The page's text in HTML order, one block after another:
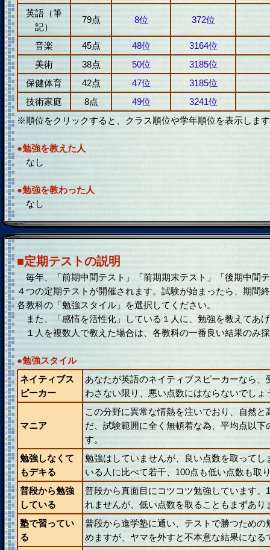
英語（筆
記）
79点 8位 372位
音楽 45点 48位
3164位
美術
38点 50位
3185位
保健体育
42点 47位
3185位
技術家庭
8点 49位
3241位
※順位をクリックすると、クラス順位や学年順位を表示しま
●勉強を教えた人
なし
●勉強を教わった人
なし
■定期テストの説明
毎年、「前期中間テスト」「前期期末テスト」「後期中間
４つの定期テストが開催されます。試験が始まったら、期間
各教科の「勉強スタイル」を選択してください。
また、「感情を活性化」している１人に、勉強を教えてあ
１人を複数人で教えた場合は、各教科の一番良い結果のみ
●勉強スタイル
ネイティブス
ピーカー
あなたが英語のネイティブスピーカーなら
わさない限り、悪い点数にはならないでしょ
マニア
この分野に異常な情熱を注いでおり、自然
だ、試験範囲に全く無頓着な為、平均点以
す。
勉強しなくて
もデキる
勉強はしていませんが、良い点数を取って
いる人に比べて若干、100点も低い点数も取
普段から勉強
している
普段から真面目にコツコツ勉強しています。
れませんが、低い点数を取ることもまずあり
塾で習ってい
る
普段から進学塾に通い、テストで勝つため
めますが、ヤマを外すと不本意な結果になる